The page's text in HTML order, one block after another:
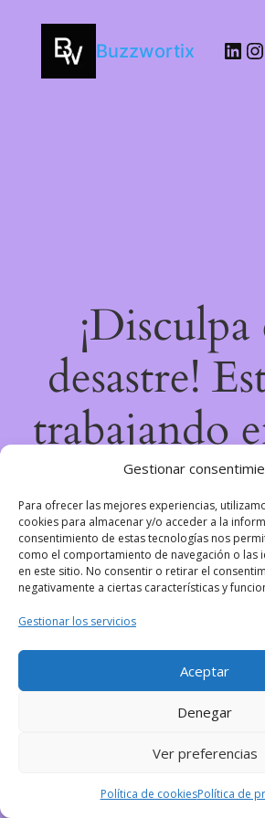
Gestionar
Para ofrecer las mejores experiencias,
cookies para almacenar y/o acceder a la
consentimiento de estas tecnologías nos
como el comportamiento de navegación o las
en este sitio. No consentir o retirar el
negativamente a ciertas características y
Gestionar los servicios
Aceptar
Denegar
Ver preferencias
Política de cookiesPolítica de
Buzzwortix
¡Disculpa
desastre!
trabajando
increíble,